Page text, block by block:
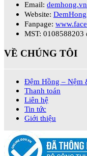
Email:
Website:
Fanpage:
MST: 0108588203
VỀ CHÚNG TÔI
Đệm Hồng – Nệm
Thanh toán
Liên hệ
Tin tức
Giới thiệu